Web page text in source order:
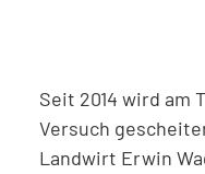
Seit 2014 wird am
Versuch
Landwirt Erwin